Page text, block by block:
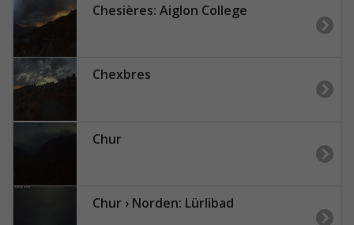
Chesières: Aiglon College
Chexbres
Chur
Chur › Norden: Lürlibad